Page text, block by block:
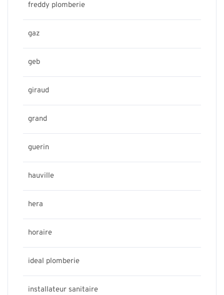
freddy plomberie
gaz
geb
giraud
grand
guerin
hauville
hera
horaire
ideal plomberie
installateur sanitaire